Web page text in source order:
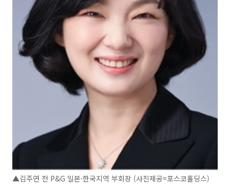
▲김주연 전 P&G 일본·한국지역 부회장 (사진제공=포스코홀딩스)